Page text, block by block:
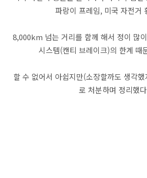
파랑이 프레임, 미국 자전거
8,000km 넘는 거리를 함께 해서 정이 많
시스템(캔티 브레이크)의 한계 때
할 수 없어서 아쉽지만(소장할까도 생각
로 처분하며 정리했